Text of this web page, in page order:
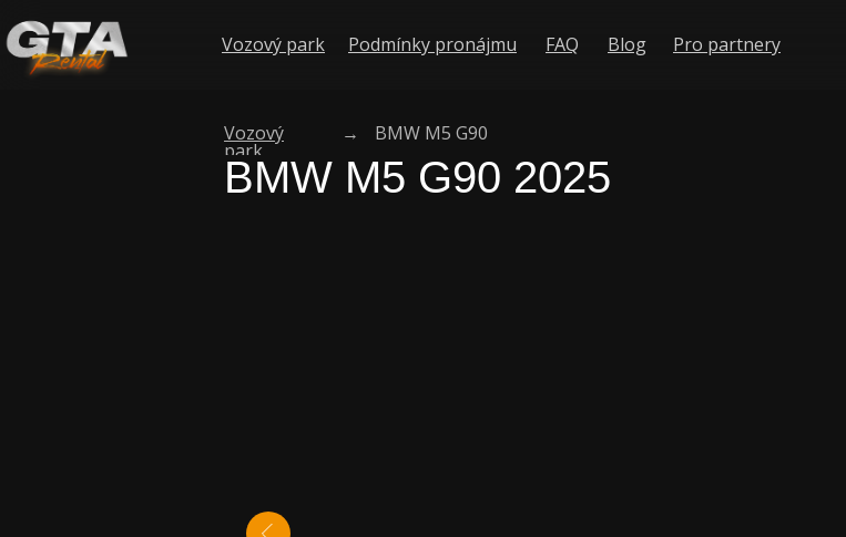
Vozový
park
BMW M5 G90
→
BMW M5 G90 2025
Vozový park Podmínky pronájmu FAQ Pro partnery
Blog